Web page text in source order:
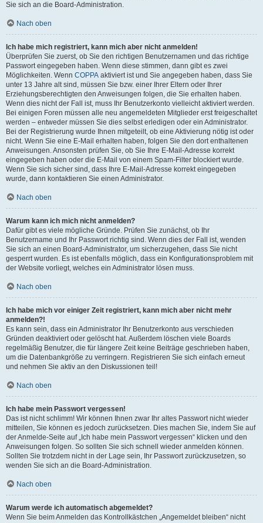
Sie sich an die Board-Administration.
Nach oben
Ich habe mich registriert, kann mich aber nicht anmelden!
Überprüfen Sie zuerst, ob Sie den richtigen Benutzernamen und das richtige
Passwort eingegeben haben. Wenn diese stimmen, dann gibt es zwei
Möglichkeiten. Wenn COPPA aktiviert ist und Sie angegeben haben, dass Sie
unter 13 Jahre alt sind, müssen Sie bzw. einer Ihrer Eltern oder Ihrer
Erziehungsberechtigten den Anweisungen folgen, die Sie erhalten haben.
Wenn dies nicht der Fall ist, muss Ihr Benutzerkonto vielleicht aktiviert werden.
Bei einigen Foren müssen alle neu angemeldeten Mitglieder erst freigeschaltet
werden – entweder müssen Sie dies selbst erledigen oder ein Administrator.
Bei der Registrierung wurde Ihnen mitgeteilt, ob eine Aktivierung nötig ist oder
nicht. Wenn Sie eine E-Mail erhalten haben, folgen Sie den dort enthaltenen
Anweisungen. Ansonsten prüfen Sie, ob Sie Ihre E-Mail-Adresse korrekt
eingegeben haben oder die E-Mail von einem Spam-Filter blockiert wurde.
Wenn Sie sich sicher sind, dass Ihre E-Mail-Adresse korrekt eingegeben
wurde, dann kontaktieren Sie einen Administrator.
Nach oben
Warum kann ich mich nicht anmelden?
Dafür gibt es viele mögliche Gründe. Prüfen Sie zunächst, ob Ihr
Benutzername und Ihr Passwort richtig sind. Wenn dies der Fall ist, wenden
Sie sich an einen Board-Administrator, um sicherzugehen, dass Sie nicht
gesperrt wurden. Es ist ebenfalls möglich, dass ein Konfigurationsproblem mit
der Website vorliegt, welches ein Administrator lösen muss.
Nach oben
Ich habe mich vor einiger Zeit registriert, kann mich aber nicht mehr
anmelden?!
Es kann sein, dass ein Administrator Ihr Benutzerkonto aus verschieden
Gründen deaktiviert oder gelöscht hat. Außerdem löschen viele Boards
regelmäßig Benutzer, die für längere Zeit keine Beiträge geschrieben haben,
um die Datenbankgröße zu verringern. Registrieren Sie sich einfach erneut
und nehmen Sie aktiv an den Diskussionen teil!
Nach oben
Ich habe mein Passwort vergessen!
Das ist nicht schlimm! Wir können Ihnen zwar Ihr altes Passwort nicht wieder
mitteilen, Sie können es jedoch zurücksetzen. Dies machen Sie, indem Sie auf
der Anmelde-Seite auf „Ich habe mein Passwort vergessen“ klicken und den
Anweisungen folgen. So sollten Sie sich schnell wieder anmelden können.
Sollten Sie trotzdem nicht in der Lage sein, Ihr Passwort zurückzusetzen, so
wenden Sie sich an die Board-Administration.
Nach oben
Warum werde ich automatisch abgemeldet?
Wenn Sie beim Anmelden das Kontrollkästchen „Angemeldet bleiben“ nicht